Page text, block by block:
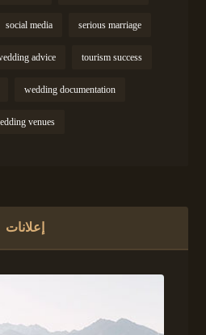
serious marriage
social media
tourism success
advice
wedding documentation
venues
إعلانات